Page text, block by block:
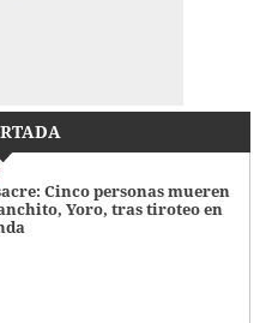
Cinco personas mueren
Yoro, tras tiroteo en